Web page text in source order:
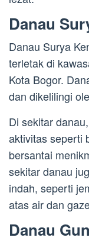
Danau
Danau Surya
terletak di
Kota Bogor.
dan dikelilingi
Di sekitar
aktivitas seperti
bersantai
sekitar danau
indah, seperti
atas air dan
Danau